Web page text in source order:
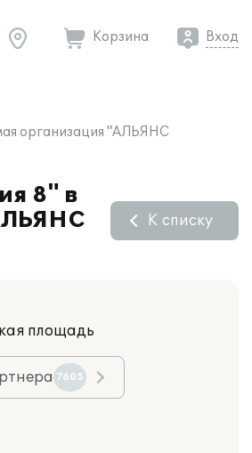
Корзина Вход
организация "АЛЬЯНС
8" в
К списку
площадь
7605